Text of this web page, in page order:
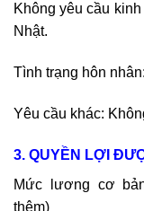
Không yêu cầu
Nhật.
Tình trạng hôn
Yêu cầu khác:
3. QUYỀN LỢI
Mức lương cơ
thêm)